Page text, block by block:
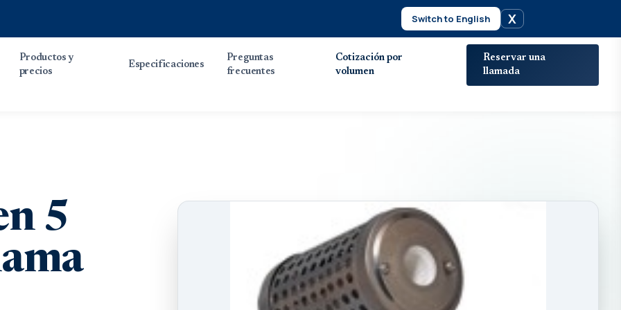
Productos y
precios
Especificaciones
Preguntas
frecuentes
Cotización por
volumen
Reservar una
llamada
5
Switch to English X